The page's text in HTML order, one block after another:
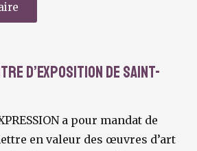
d’exposition de Saint-
a pour mandat de
en valeur des œuvres d’art